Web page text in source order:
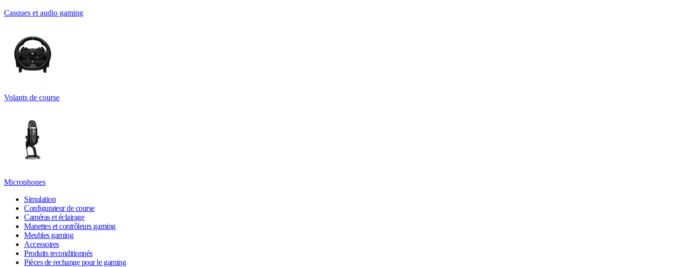
Casques et audio gaming
Volants de course
Microphones
Simulation
Configurateur de course
Caméras et éclairage
Manettes et contrôleurs gaming
Meubles gaming
Accessoires
Produits reconditionnés
Pièces de rechange pour le gaming